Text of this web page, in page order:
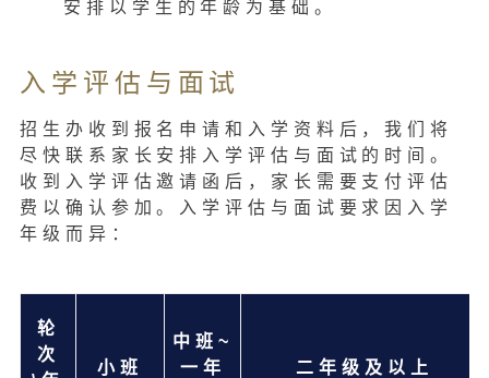
安排以学生的年龄为基础。
入学评估与面试
招生办收到报名申请和入学资料后，我们将
尽快联系家长安排入学评估与面试的时间。
收到入学评估邀请函后，家长需要支付评估
费以确认参加。入学评估与面试要求因入学
年级而异：
轮
次
小班
中班~
一年
二年级及以上